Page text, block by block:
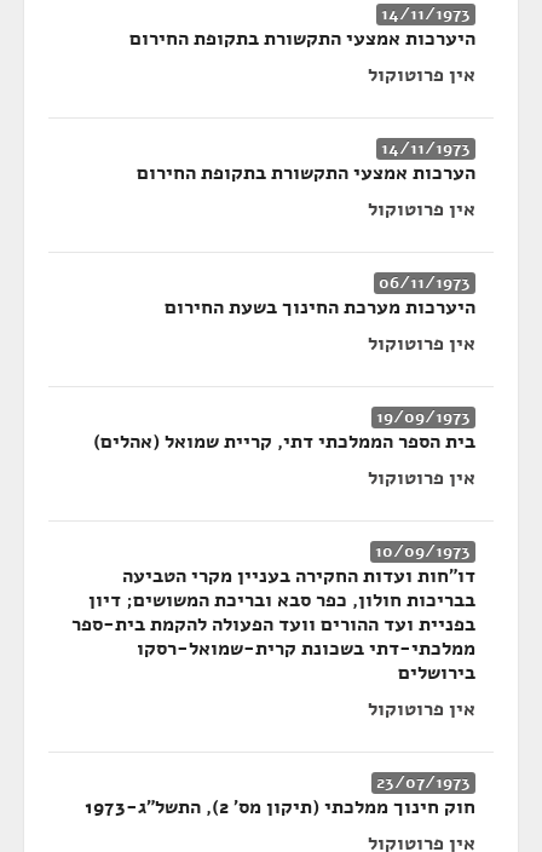
14/11/1973
היערכות אמצעי התקשורת בתקופת החירום
אין פרוטוקול
14/11/1973
הערכות אמצעי התקשורת בתקופת החירום
אין פרוטוקול
06/11/1973
היערכות מערכת החינוך בשעת החירום
אין פרוטוקול
19/09/1973
בית הספר הממלכתי דתי, קריית שמואל (אהלים)
אין פרוטוקול
10/09/1973
דו"חות ועדות החקירה בעניין מקרי הטביעה
בבריכות חולון, כפר סבא ובריכת המשושים; דיון
בפניית ועד ההורים וועד הפעולה להקמת בית-ספר
ממלכתי-דתי בשכונת קרית-שמואל-רסקו
בירושלים
אין פרוטוקול
23/07/1973
חוק חינוך ממלכתי (תיקון מס' 2), התשל"ג-1973
אין פרוטוקול